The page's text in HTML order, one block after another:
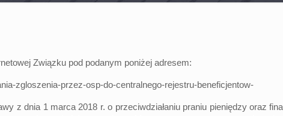
Związku pod podanym poniżej adresem:
zgloszenia-przez-osp-do-centralnego-rejestru-beneficjentow-
dnia 1 marca 2018 r. o przeciwdziałaniu praniu pieniędzy oraz